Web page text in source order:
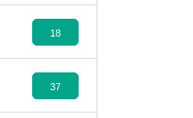
18
37